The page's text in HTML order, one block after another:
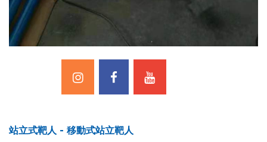
站立式靶人 - 移動式站立靶人